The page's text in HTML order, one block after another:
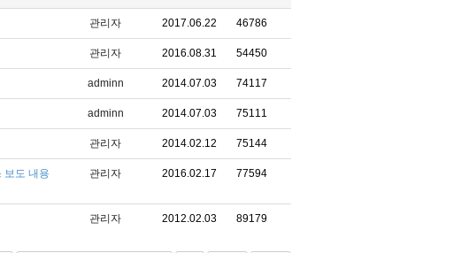
관리자 2017.06.22 46786
관리자 2016.08.31 54450
adminn 2014.07.03 74117
adminn 2014.07.03 75111
관리자 2014.02.12 75144
보도 내용 관리자 2016.02.17 77594
관리자 2012.02.03 89179